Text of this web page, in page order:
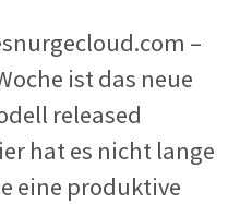
–
ist das neue
released
hat es nicht lange
eine produktive